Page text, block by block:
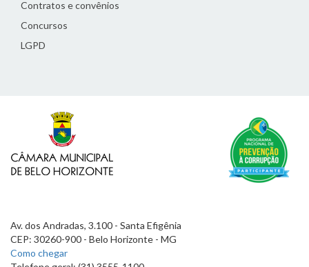
Contratos e convênios
Concursos
LGPD
Av. dos Andradas, 3.100 - Santa Efigênia
CEP: 30260-900 - Belo Horizonte - MG
Como chegar